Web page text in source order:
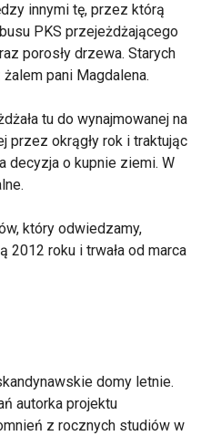
innymi tę, przez którą
PKS przejeżdżającego
porosły drzewa. Starych
pani Magdalena.
tu do wynajmowanej na
przez okrągły rok i traktując
decyzja o kupnie ziemi. W
który odwiedzamy,
2012 roku i trwała od marca
domy letnie.
autorka projektu
z rocznych studiów w